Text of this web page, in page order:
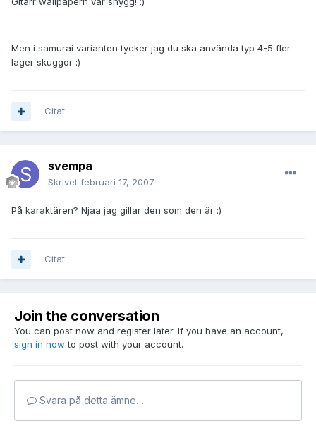
Men i samurai varianten tycker jag du ska använda typ 4-5 fler
lager skuggor :)
Citat
svempa
Skrivet februari 17, 2007
På karaktären? Njaa jag gillar den som den är :)
Citat
Join the conversation
You can post now and register later. If you have an account,
sign in now to post with your account.
Svara på detta ämne…